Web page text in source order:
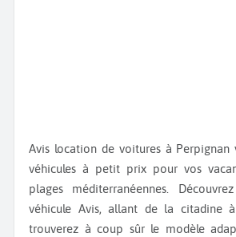
Avis location de voitures à Perpignan
véhicules à petit prix pour vos
plages méditerranéennes.
véhicule Avis, allant de la citadine
trouverez à coup sûr le modèle